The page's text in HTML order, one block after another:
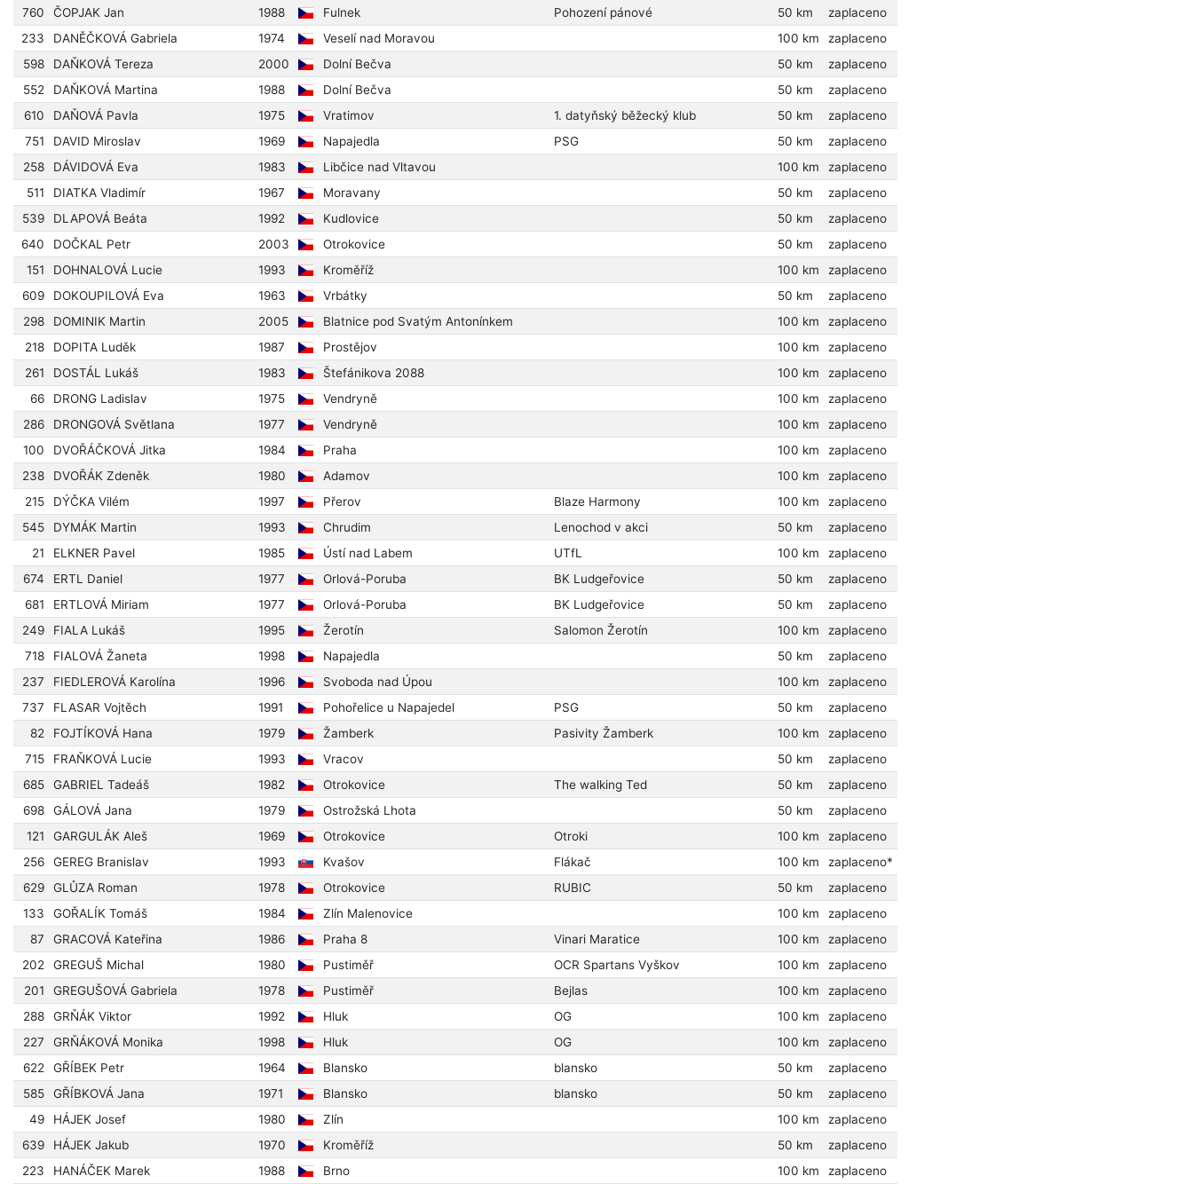
760
ČOPJAK Jan 1988 Fulnek Pohození pánové 50 km
zaplaceno
233
DANĚČKOVÁ Gabriela 1974 Veselí nad Moravou 100 km
zaplaceno
598
DAŇKOVÁ Tereza 2000 Dolní Bečva 50 km
zaplaceno
552
DAŇKOVÁ Martina 1988 Dolní Bečva 50 km
zaplaceno
610
DAŇOVÁ Pavla 1975 Vratimov 1. datyňský běžecký klub 50 km
zaplaceno
751
DAVID Miroslav 1969 Napajedla PSG 50 km
zaplaceno
258
DÁVIDOVÁ Eva 1983 Libčice nad Vltavou 100 km
zaplaceno
511
DIATKA Vladimír 1967 Moravany 50 km
zaplaceno
539
DLAPOVÁ Beáta 1992 Kudlovice 50 km
zaplaceno
640
DOČKAL Petr 2003 Otrokovice 50 km
zaplaceno
151
DOHNALOVÁ Lucie 1993 Kroměříž 100 km
zaplaceno
609
DOKOUPILOVÁ Eva 1963 Vrbátky 50 km
zaplaceno
298
DOMINIK Martin 2005 Blatnice pod Svatým Antonínkem 100 km
zaplaceno
218
DOPITA Luděk 1987 Prostějov 100 km
zaplaceno
261
DOSTÁL Lukáš 1983 Štefánikova 2088 100 km
zaplaceno
66
DRONG Ladislav 1975 Vendryně 100 km
zaplaceno
286
DRONGOVÁ Světlana 1977 Vendryně 100 km
zaplaceno
100
DVOŘÁČKOVÁ Jitka 1984 Praha 100 km
zaplaceno
238
DVOŘÁK Zdeněk 1980 Adamov 100 km
zaplaceno
215
DÝČKA Vilém 1997 Přerov Blaze Harmony 100 km
zaplaceno
545
DYMÁK Martin 1993 Chrudim Lenochod v akci 50 km
zaplaceno
21
ELKNER Pavel 1985 Ústí nad Labem UTfL 100 km
zaplaceno
674
ERTL Daniel 1977 Orlová-Poruba BK Ludgeřovice 50 km
zaplaceno
681
ERTLOVÁ Miriam 1977 Orlová-Poruba BK Ludgeřovice 50 km
zaplaceno
249
FIALA Lukáš 1995 Žerotín Salomon Žerotín 100 km
zaplaceno
718
FIALOVÁ Žaneta 1998 Napajedla 50 km
zaplaceno
237
FIEDLEROVÁ Karolína 1996 Svoboda nad Úpou 100 km
zaplaceno
737
FLASAR Vojtěch 1991 Pohořelice u Napajedel PSG 50 km
zaplaceno
82
FOJTÍKOVÁ Hana 1979 Žamberk Pasivity Žamberk 100 km
zaplaceno
715
FRAŇKOVÁ Lucie 1993 Vracov 50 km
zaplaceno
685
GABRIEL Tadeáš 1982 Otrokovice The walking Ted 50 km
zaplaceno
698
GÁLOVÁ Jana 1979 Ostrožská Lhota 50 km
zaplaceno
121
GARGULÁK Aleš 1969 Otrokovice Otroki 100 km
zaplaceno
256
GEREG Branislav 1993 Kvašov Flákač 100 km
zaplaceno*
629
GLŮZA Roman 1978 Otrokovice RUBIC 50 km
zaplaceno
133
GOŘALÍK Tomáš 1984 Zlín Malenovice 100 km
zaplaceno
87
GRACOVÁ Kateřina 1986 Praha 8 Vinari Maratice 100 km
zaplaceno
202
GREGUŠ Michal 1980 Pustiměř OCR Spartans Vyškov 100 km
zaplaceno
201
GREGUŠOVÁ Gabriela 1978 Pustiměř Bejlas 100 km
zaplaceno
288
GRŇÁK Viktor 1992 Hluk OG 100 km
zaplaceno
227
GRŇÁKOVÁ Monika 1998 Hluk OG 100 km
zaplaceno
622
GŘÍBEK Petr 1964 Blansko blansko 50 km
zaplaceno
585
GŘÍBKOVÁ Jana 1971 Blansko blansko 50 km
zaplaceno
49
HÁJEK Josef 1980 Zlín 100 km
zaplaceno
639
HÁJEK Jakub 1970 Kroměříž 50 km
zaplaceno
223
HANÁČEK Marek 1988 Brno 100 km zaplaceno